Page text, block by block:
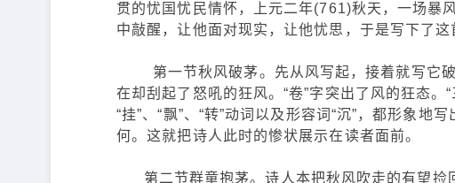
贯的忧国忧民情怀，上元二年(761)秋天，一场暴
中敲醒，让他面对现实，让他忧思，于是写下了这
第一节秋风破茅。先从风写起，接着就写它破
在却刮起了怒吼的狂风。“卷”字突出了风的狂态。“
“挂”、“飘”、“转”动词以及形容词“沉”，都形象
何。这就把诗人此时的惨状展示在读者面前。
第二节群童抱茅。诗人本把秋风吹走的有望捡